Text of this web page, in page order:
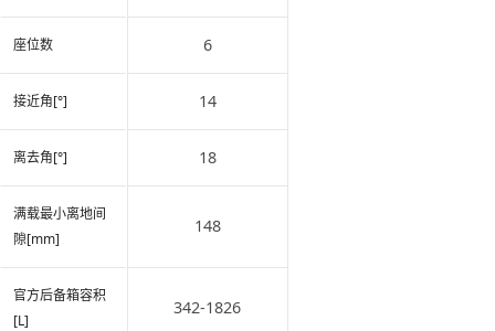
座位数
接近角[°]
离去角[°]
满载最小离地间
隙[mm]
官方后备箱容积
[L]
6
14
18
148
342-1826